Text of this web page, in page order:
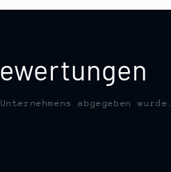
abgegeben wurde.